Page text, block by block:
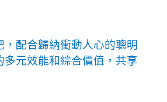
配合歸納衝動人心的聰明
元效能和綜合價值，共享